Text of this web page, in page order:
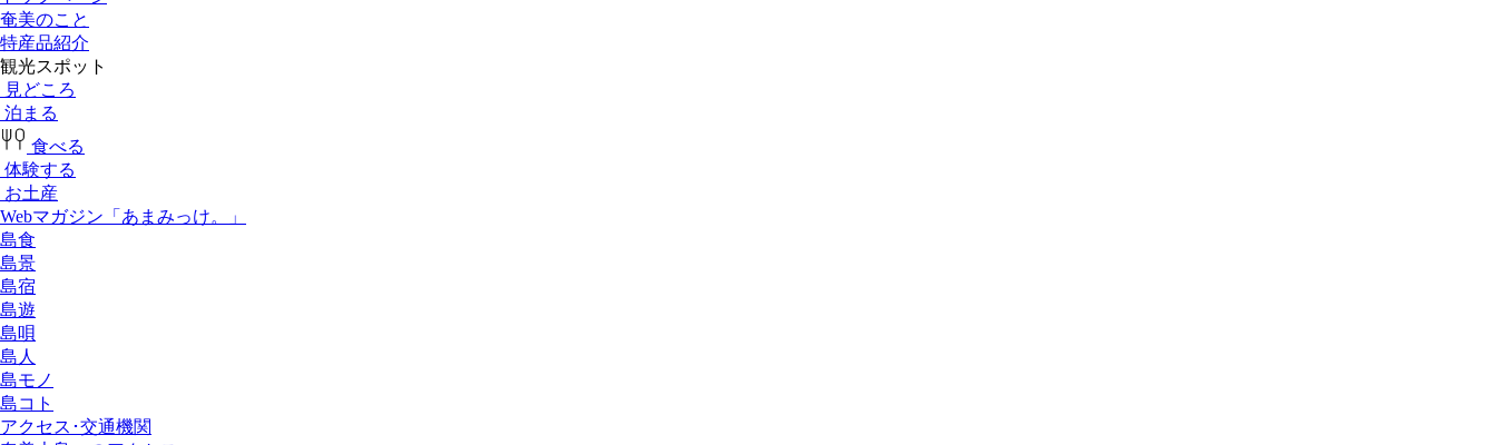
奄美のこと
特産品紹介
観光スポット
見どころ
泊まる
食べる
体験する
お土産
Webマガジン「あまみっけ。」
島食
島景
島宿
島遊
島唄
島人
島モノ
島コト
アクセス･交通機関